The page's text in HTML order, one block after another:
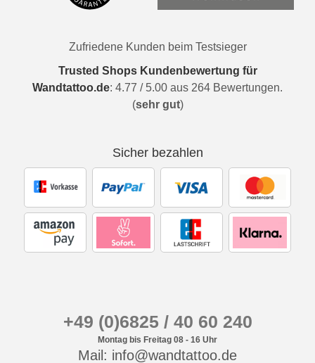
Zufriedene Kunden beim Testsieger
Trusted Shops Kundenbewertung für
Wandtattoo.de: 4.77 / 5.00 aus 264 Bewertungen.
(sehr gut)
Sicher bezahlen
+49 (0)6825 / 40 60 240
Montag bis Freitag 08 - 16 Uhr
Mail: info@wandtattoo.de